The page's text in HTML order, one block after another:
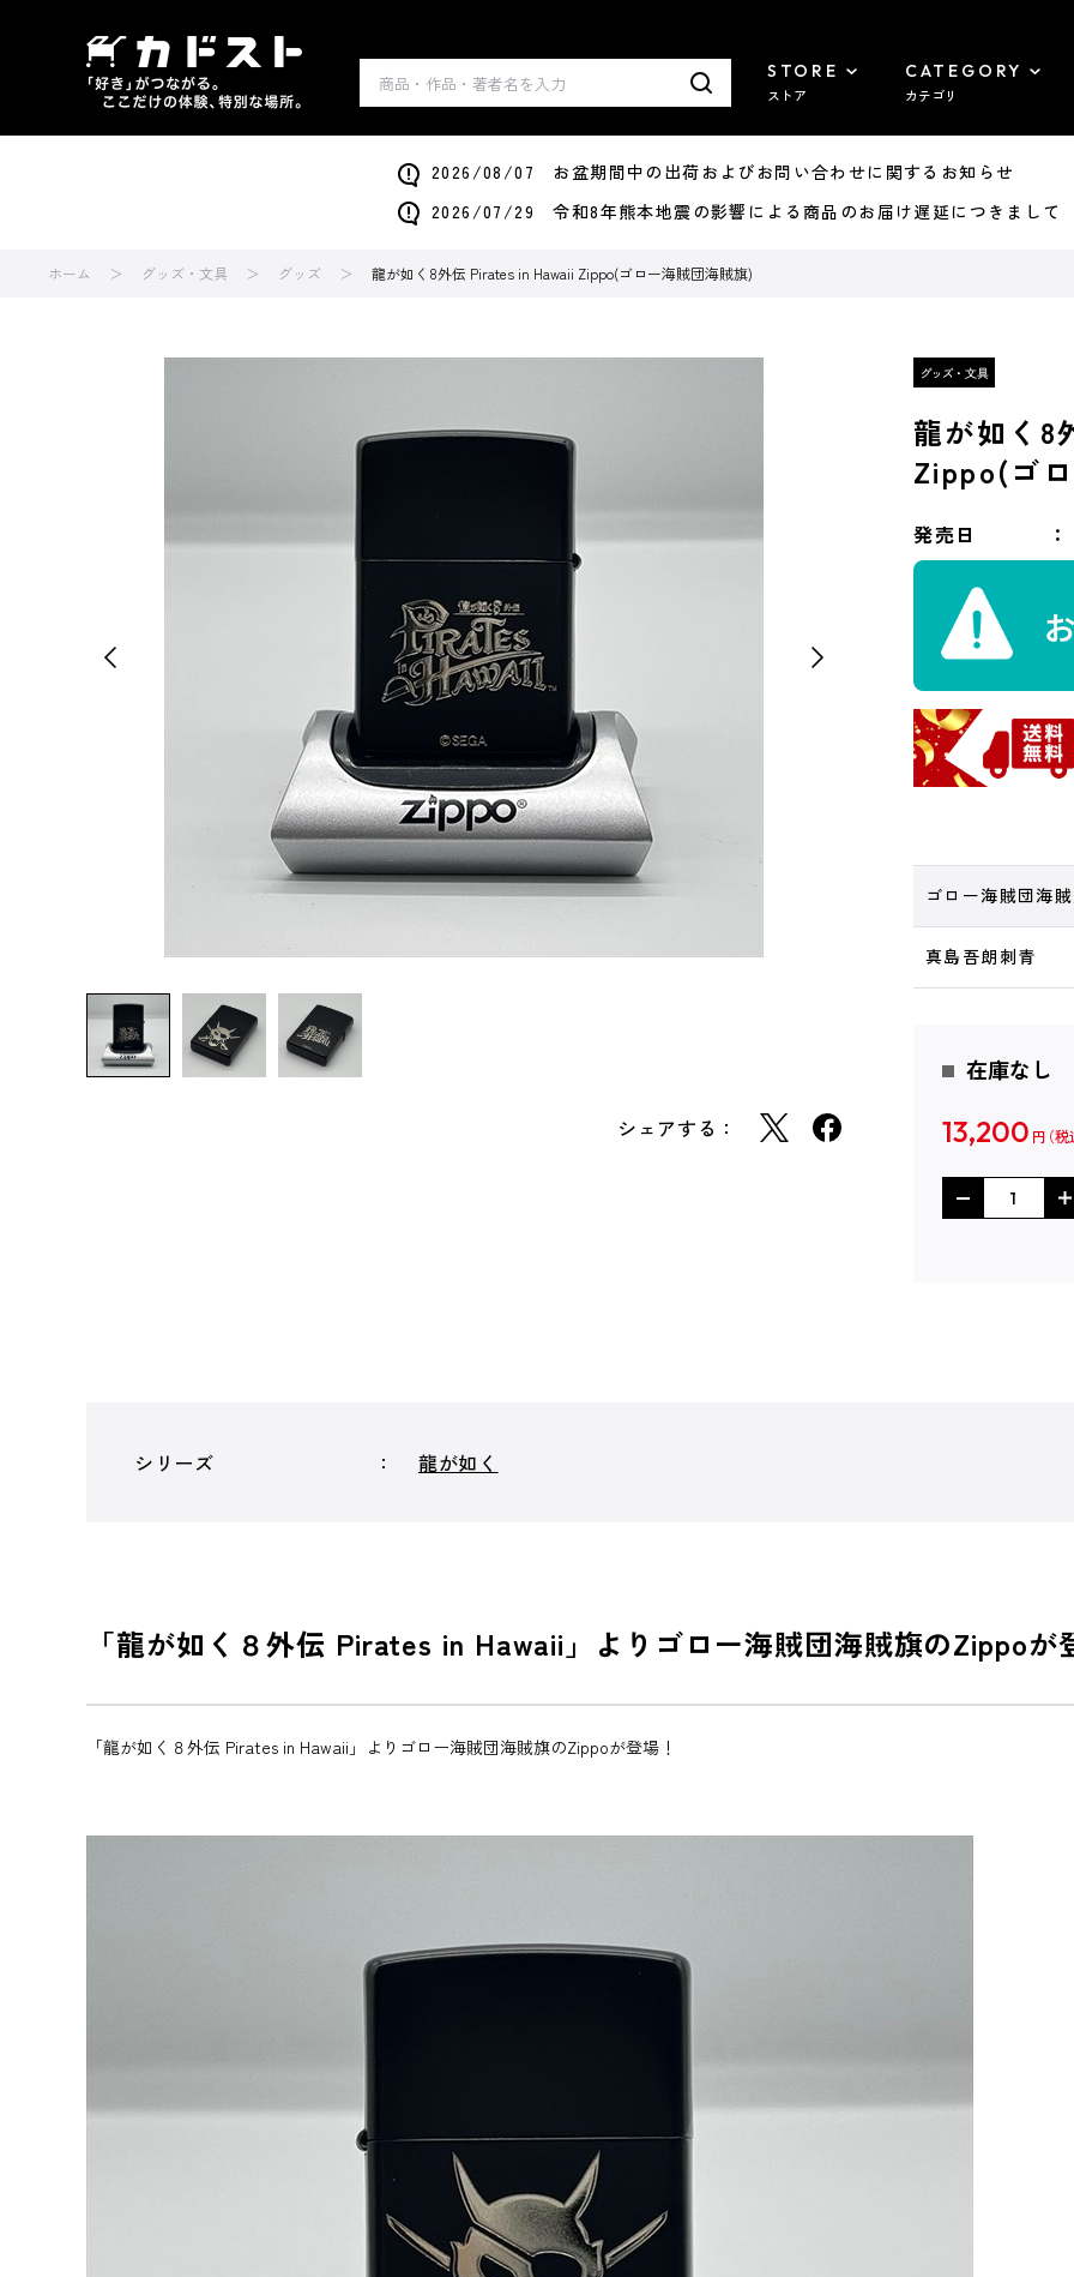
STORE
ストア
CATEGORY
カテゴリ
2026/08/07 お盆期間中の出荷およびお問い合わせに関するお知らせ
2026/07/29 令和8年熊本地震の影響による商品のお届け遅延につきまして
ホーム グッズ・文具 グッズ 龍が如く8外伝 Pirates in Hawaii Zippo(ゴロー海賊団海賊旗)
シェアする：
龍が如く
Zippo(ゴ
発売日
ゴロー海賊団海
真島吾朗刺青
在庫なし
13,200 円
シリーズ 龍が如く
「龍が如く８外伝 Pirates in Hawaii」よりゴロー海賊団海賊旗のZippoが
「龍が如く８外伝 Pirates in Hawaii」よりゴロー海賊団海賊旗のZippoが登場！